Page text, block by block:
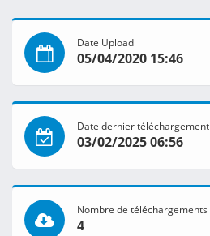
Date Upload
05/04/2020 15:46
Date dernier téléchargement
03/02/2025 06:56
Nombre de téléchargements
4